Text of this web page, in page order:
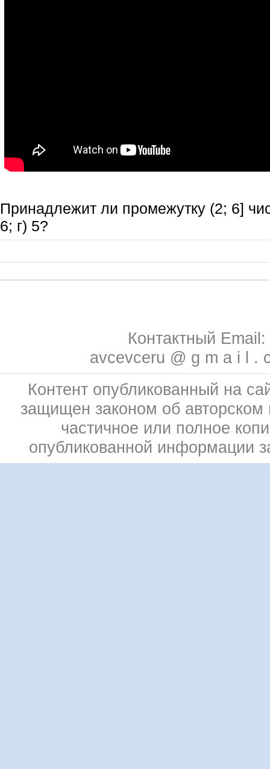
Принадлежит ли промежутку (2; 6]
6; г) 5?
Контактный Email:
avcevceru @ g m a i l .
Контент опубликованный на
защищен законом об
частичное или полное
опубликованной информации